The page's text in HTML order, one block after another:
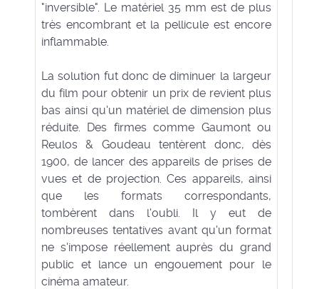
"inversible". Le matériel 35 mm est de plus
très encombrant et la pellicule est encore
inflammable.
La solution fut donc de diminuer la largeur
du film pour obtenir un prix de revient plus
bas ainsi qu'un matériel de dimension plus
réduite. Des firmes comme Gaumont ou
Reulos & Goudeau tentèrent donc, dès
1900, de lancer des appareils de prises de
vues et de projection. Ces appareils, ainsi
que les formats correspondants,
tombèrent dans l'oubli. Il y eut de
nombreuses tentatives avant qu'un format
ne s'impose réellement auprès du grand
public et lance un engouement pour le
cinéma amateur.